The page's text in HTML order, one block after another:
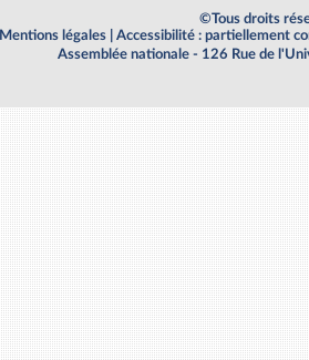
©Tous droits
Mentions légales
Accessibilité : partiellement
Assemblée nationale - 126 Rue de